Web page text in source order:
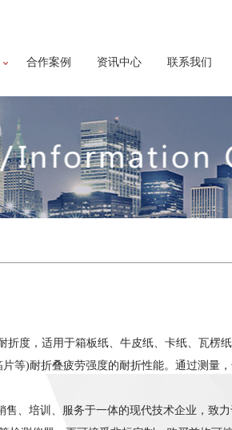
合作案例 资讯中心 联系我们
，适用于箱板纸、牛皮纸、卡纸、瓦楞
等)耐折叠疲劳强度的耐折性能。通过测量
培训、服务于一体的现代技术企业，致力